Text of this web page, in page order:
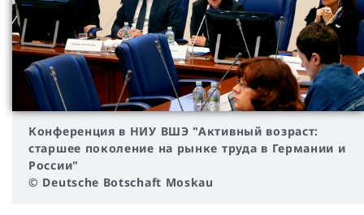
Конференция в НИУ ВШЭ "Активный возраст:
старшее поколение на рынке труда в Германии и
России"
© Deutsche Botschaft Moskau